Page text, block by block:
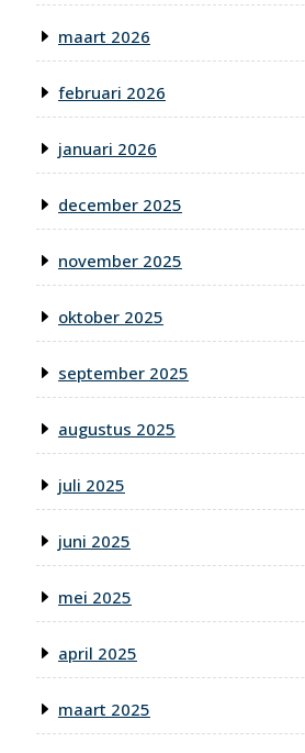
maart 2026
februari 2026
januari 2026
december 2025
november 2025
oktober 2025
september 2025
augustus 2025
juli 2025
juni 2025
mei 2025
april 2025
maart 2025